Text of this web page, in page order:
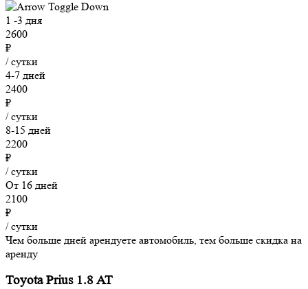
1 -3 дня
2600
₽
/ сутки
4-7 дней
2400
₽
/ сутки
8-15 дней
2200
₽
/ сутки
От 16 дней
2100
₽
/ сутки
Чем больше дней арендуете автомобиль, тем больше скидка на
аренду
Toyota Prius 1.8 AT